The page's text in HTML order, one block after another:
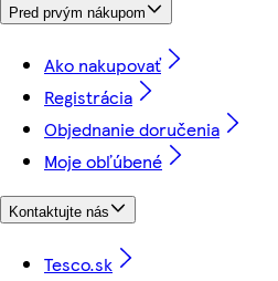
Pred prvým nákupom
Ako nakupovať
Registrácia
Objednanie doručenia
Moje obľúbené
Kontaktujte nás
Tesco.sk